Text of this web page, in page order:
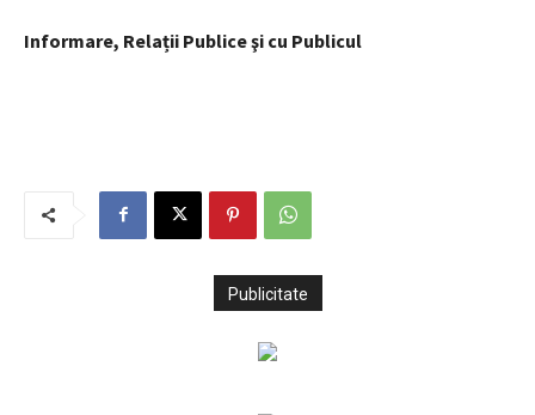
Informare, Relații Publice şi cu Publicul
Publicitate